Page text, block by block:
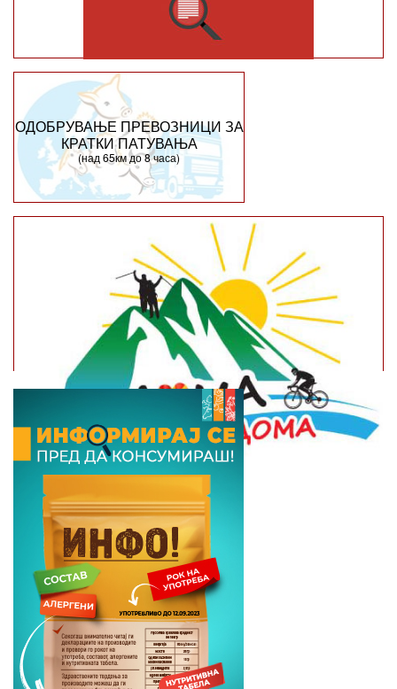
ОДОБРУВАЊЕ ПРЕВОЗНИЦИ ЗА
КРАТКИ ПАТУВАЊА
(над 65км до 8 часа)